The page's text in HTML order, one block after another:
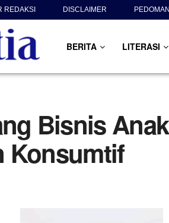
REDAKSI DISCLAIMER
BERITA LITERASI
Bisnis
Konsumtif